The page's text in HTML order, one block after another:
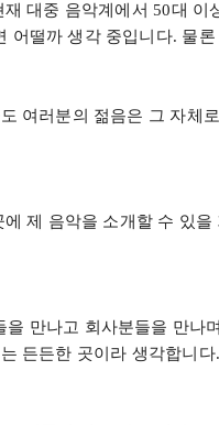
재 대중 음악계에서 50대 이
어떨까 생각 중입니다. 물
여러분의 젊음은 그 자체
에 제 음악을 소개할 수 있을
을 만나고 회사분들을 만나
든든한 곳이라 생각합니다.